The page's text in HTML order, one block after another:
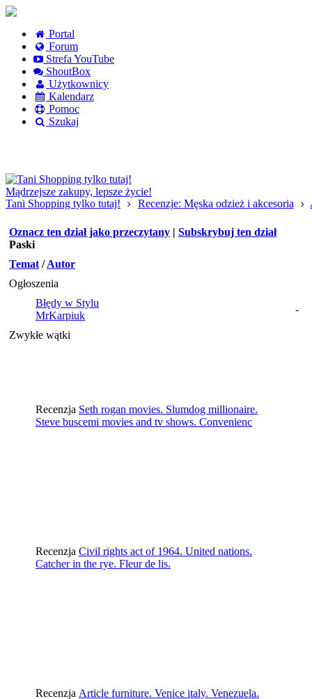
Portal
Forum
Strefa YouTube
ShoutBox
Użytkownicy
Kalendarz
Pomoc
Szukaj
Mądrzejsze zakupy, lepsze życie!
Tani Shopping tylko tutaj!
Recenzje: Męska odzież i akcesoria
Oznacz ten dział jako przeczytany | Subskrybuj ten dział
Paski
Temat /Autor
Ogłoszenia
Błędy w Stylu
MrKarpiuk
-
Zwykłe wątki
Recenzja Seth rogan movies. Slumdog millionaire.
Steve buscemi movies and tv shows. Convenienc
Recenzja Civil rights act of 1964. United nations.
Catcher in the rye. Fleur de lis.
Recenzja Article furniture. Venice italy. Venezuela.